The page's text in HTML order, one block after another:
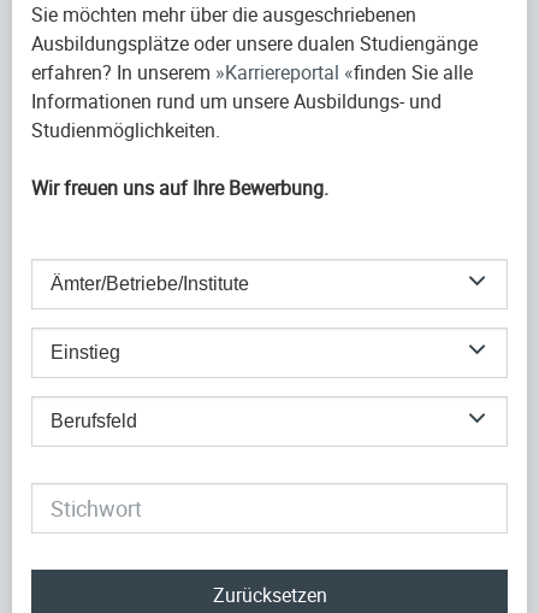
Sie möchten mehr über die ausgeschriebenen
Ausbildungsplätze oder unsere dualen Studiengänge
erfahren? In unserem
Karriereportal finden Sie alle
Informationen rund um unsere Ausbildungs- und
Studienmöglichkeiten.
Wir freuen uns auf Ihre Bewerbung.
Ämter/Betriebe/Institute
Einstieg
Berufsfeld
Zurücksetzen